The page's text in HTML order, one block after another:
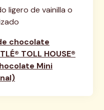
ligero de vainilla o
chocolate
TOLL HOUSE®
Mini